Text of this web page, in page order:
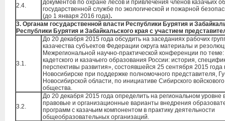
2.4.
документов по охране лесов и привлечения членов казачьих
государственной службе по экологической и пожарной
(до 1 января 2016 года).
3. Органам государственной власти Республики Бурятия и
Республики Бурятия и Забайкальского края с участием
3.1.
До 20 декабря 2015 года обсудить на заседаниях рабочих
казачества субъектов Федерации округа материалы и
Межрегиональной научно-практической конференции по
кадетского и казачьего образования России: история,
перспективы развития», состоявшейся 25 сентября 2015 года
Новосибирске при поддержке полномочного представителя,
Новосибирской области, по инициативе Сибирского войскового
общества.
3.2.
До 20 декабря 2015 года определить на региональном
правовые и организационные варианты внедрения
программ с казачьим компонентом в практику деятельности
общеобразовательных организаций.